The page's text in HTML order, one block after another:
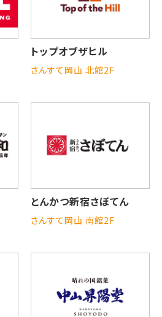
トップオブザヒル
さんすて岡山 北館2F
とんかつ新宿さぼてん
さんすて岡山 南館2F